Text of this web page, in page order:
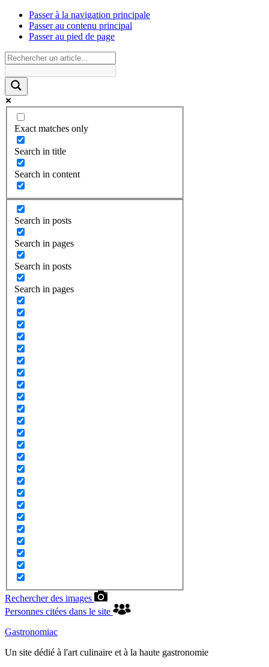
Passer à la navigation principale
Passer au contenu principal
Passer au pied de page
Exact matches only
Search in title
Search in content
Search in posts
Search in pages
Search in posts
Search in pages
Rechercher des images
Personnes citées dans le site
Gastronomiac
Un site dédié à l'art culinaire et à la haute gastronomie